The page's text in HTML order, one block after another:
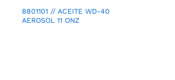
8801101 // ACEITE WD-40
AEROSOL 11 ONZ